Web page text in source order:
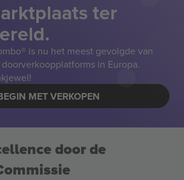
ter
is nu het meest gevolgde van
in Europa.
MET VERKOPEN
door de